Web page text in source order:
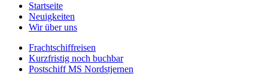
Startseite
Neuigkeiten
Wir über uns
Frachtschiffreisen
Kurzfristig noch buchbar
Postschiff MS Nordstjernen